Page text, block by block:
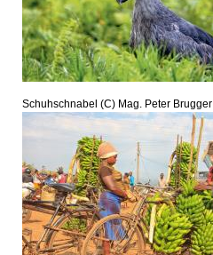
Schuhschnabel (C) Mag. Peter Brugger